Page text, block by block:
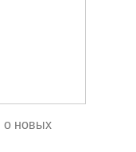
о новых